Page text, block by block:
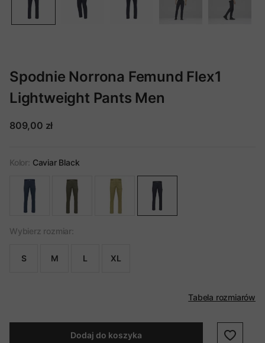
Spodnie Norrona Femund Flex1
Lightweight Pants Men
809,00 zł
Kolor: Caviar Black
Wybierz rozmiar:
S M L XL
Tabela rozmiarów
Dodaj do koszyka